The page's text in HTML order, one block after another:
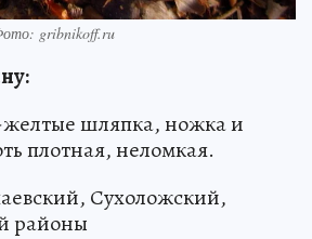
gribnikoff.ru
шляпка, ножка и
плотная, неломкая.
Сухоложский,
районы